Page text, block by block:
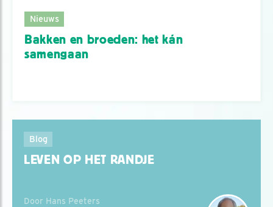
Nieuws
Bakken en broeden: het kán
samengaan
Blog
LEVEN OP HET RANDJE
Door Hans Peeters